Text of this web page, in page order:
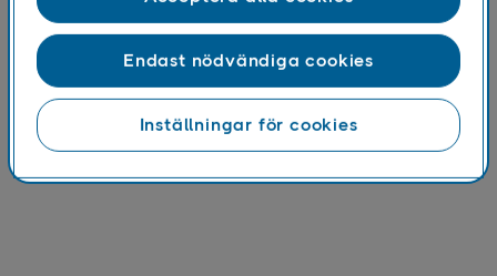
Pressmeddelande
Inställningar för cookies
Endast nödvändiga cookies